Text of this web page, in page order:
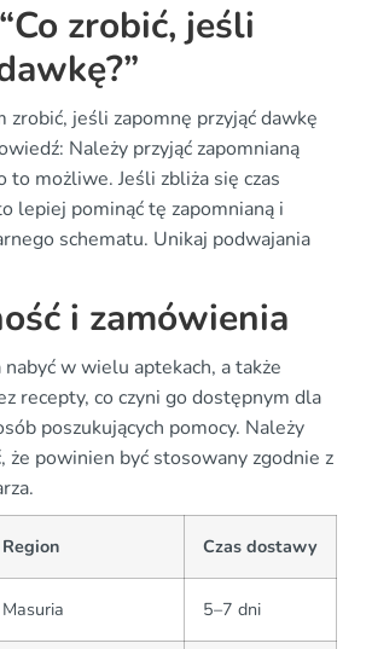
zrobić, jeśli
zrobić, jeśli zapomnę przyjąć dawkę
Należy przyjąć zapomnianą
to możliwe. Jeśli zbliża się czas
lepiej pominąć tę zapomnianą i
schematu. Unikaj podwajania
i zamówienia
w wielu aptekach, a także
recepty, co czyni go dostępnym dla
poszukujących pomocy. Należy
że powinien być stosowany zgodnie z
Region Czas dostawy
Masuria 5–7 dni